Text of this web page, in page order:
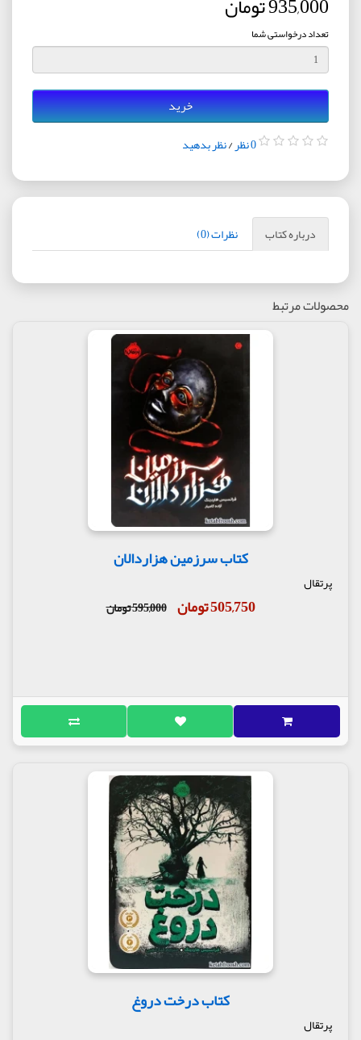
تعداد درخواستی شما
خرید
0 نظر /نظر بدهید
درباره کتاب نظرات (0)
محصولات مرتبط
کتاب سرزمین هزاردالان
پرتقال
505,750 تومان 595,000 تومان
کتاب درخت دروغ
پرتقال